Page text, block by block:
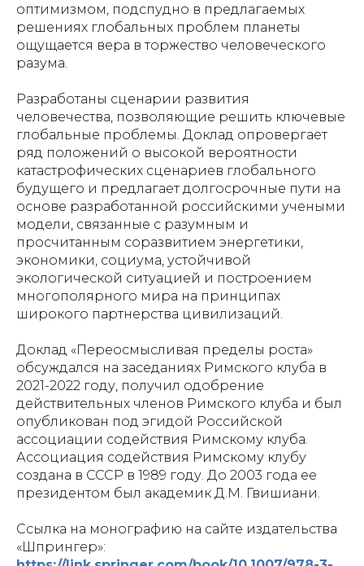
оптимизмом, подспудно в предлагаемых
решениях глобальных проблем планеты
ощущается вера в торжество человеческого
разума.
Разработаны сценарии развития
человечества, позволяющие решить ключевые
глобальные проблемы. Доклад опровергает
ряд положений о высокой вероятности
катастрофических сценариев глобального
будущего и предлагает долгосрочные пути на
основе разработанной российскими учеными
модели, связанные с разумным и
просчитанным соразвитием энергетики,
экономики, социума, устойчивой
экологической ситуацией и построением
многополярного мира на принципах
широкого партнерства цивилизаций.
Доклад «Переосмысливая пределы роста»
обсуждался на заседаниях Римского клуба в
2021-2022 году, получил одобрение
действительных членов Римского клуба и был
опубликован под эгидой Российской
ассоциации содействия Римскому клуба.
Ассоциация содействия Римскому клубу
создана в СССР в 1989 году. До 2003 года ее
президентом был академик Д.М. Гвишиани.
Ссылка на монографию на сайте издательства
«Шпрингер»: